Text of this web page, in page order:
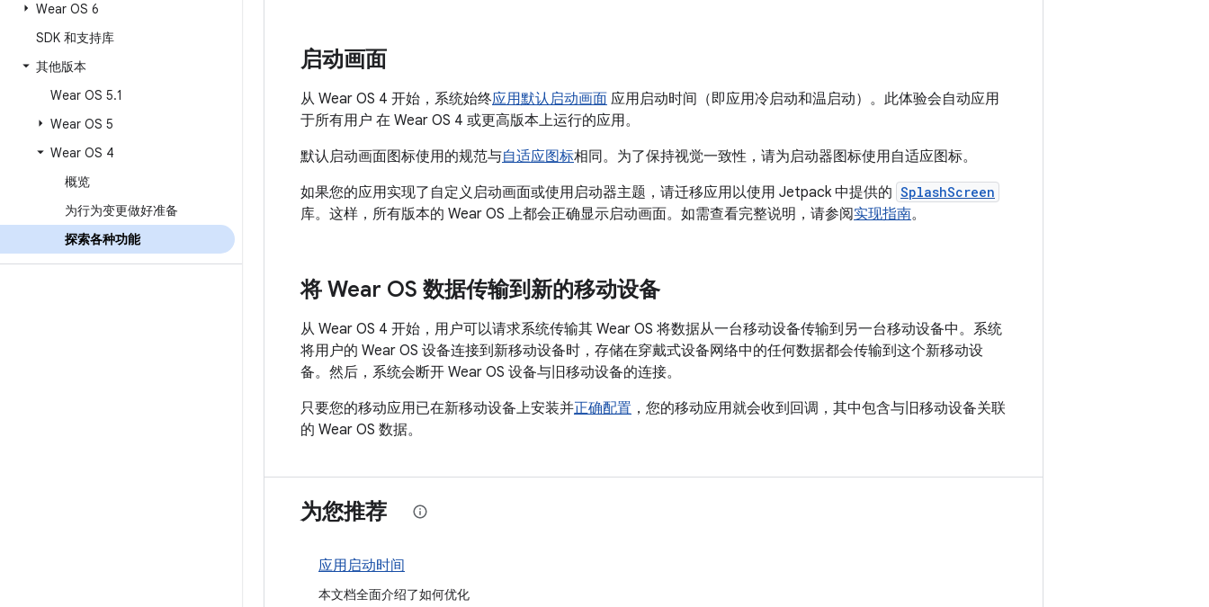
Wear OS 6
SDK 和支持库
其他版本
Wear OS 5.1
Wear OS 5
Wear OS 4
概览
为行为变更做好准备
探索各种功能
启动画面
从 Wear OS 4 开始，系统始终应用默认启动画面 应用启动时间（即应用冷启动和温启动）。此体验会自动应用
于所有用户 在 Wear OS 4 或更高版本上运行的应用。
默认启动画面图标使用的规范与自适应图标相同。为了保持视觉一致性，请为启动器图标使用自适应图标。
如果您的应用实现了自定义启动画面或使用启动器主题，请迁移应用以使用 Jetpack 中提供的 SplashScreen
库。这样，所有版本的 Wear OS 上都会正确显示启动画面。如需查看完整说明，请参阅实现指南。
将 Wear OS 数据传输到新的移动设备
从 Wear OS 4 开始，用户可以请求系统传输其 Wear OS 将数据从一台移动设备传输到另一台移动设备中。系统
将用户的 Wear OS 设备连接到新移动设备时，存储在穿戴式设备网络中的任何数据都会传输到这个新移动设
备。然后，系统会断开 Wear OS 设备与旧移动设备的连接。
只要您的移动应用已在新移动设备上安装并正确配置 ，您的移动应用就会收到回调，其中包含与旧移动设备关联
的 Wear OS 数据。
为您推荐
应用启动时间
本文档全面介绍了如何优化